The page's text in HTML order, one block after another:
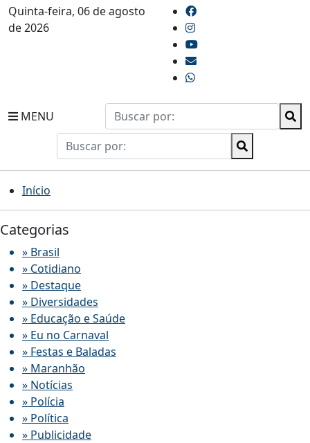
Quinta-feira, 06 de agosto
de 2026
MENU
Início
Categorias
» Brasil
» Cotidiano
» Destaque
» Diversidades
» Educação e Saúde
» Eu no Carnaval
» Festas e Baladas
» Maranhão
» Notícias
» Polícia
» Política
» Publicidade